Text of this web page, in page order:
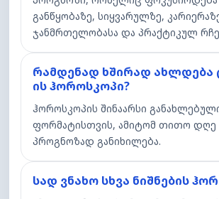
განწყობაზე, სიყვარულზე,
ჯანმრთელობასა და პრაქტიკულ
რამდენად ხშირად ახლდება
ის ჰოროსკოპი?
ჰოროსკოპის შინაარსი
ფორმატისთვის, ამიტომ თითო დღე
პროგნოზად განიხილება.
სად ვნახო სხვა ნიშნების